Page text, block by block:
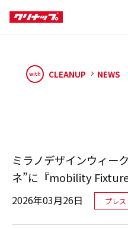
with CLEANUP NEWS
ミラノデザインウィー
ネ”に『mobility
2026年03月26日 プレス